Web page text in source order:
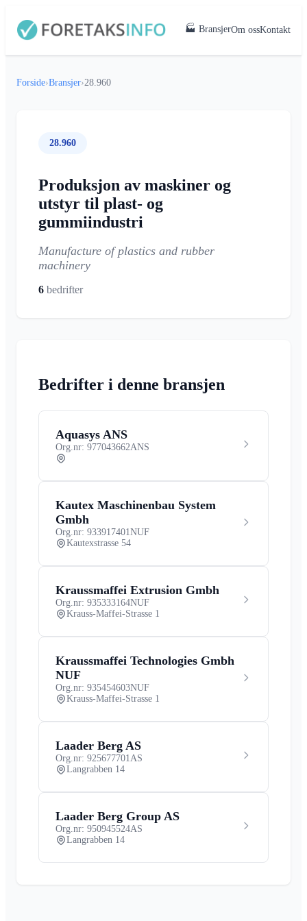
🏭 BransjerOm ossKontakt
Forside›Bransjer›28.960
28.960
Produksjon av maskiner og
utstyr til plast- og
gummiindustri
Manufacture of plastics and rubber
machinery
6 bedrifter
Bedrifter i denne bransjen
Aquasys ANS
Org.nr: 977043662ANS
Kautex Maschinenbau System
Gmbh
Org.nr: 933917401 NUF
Kautexstrasse 54
Kraussmaffei Extrusion Gmbh
Org.nr: 935333164NUF
Krauss-Maffei-Strasse 1
Kraussmaffei Technologies Gmbh
NUF
Org.nr: 935454603NUF
Krauss-Maffei-Strasse 1
Laader Berg AS
Org.nr: 925677701 AS
Langrabben 14
Laader Berg Group AS
Org.nr: 950945524AS
Langrabben 14